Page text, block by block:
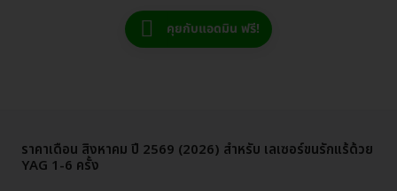
คุยกับแอดมิน ฟรี!
ราคาเดือน สิงหาคม ปี 2569 (2026) สำหรับ เลเซอร์ขนรักแร้ด้วย
YAG 1-6 ครั้ง